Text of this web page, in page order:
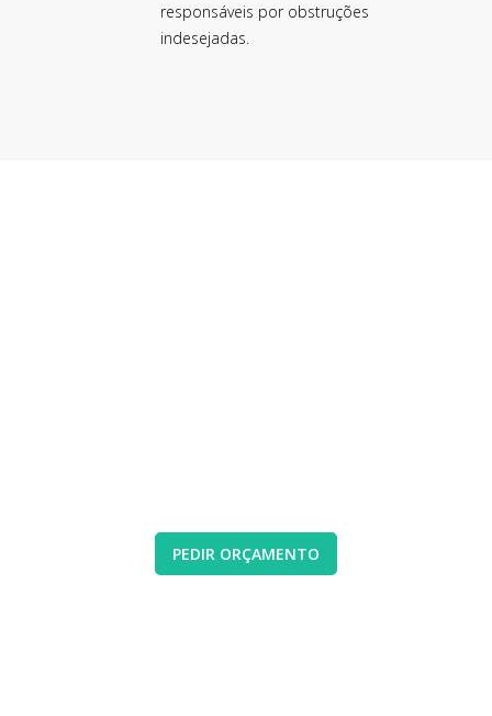
responsáveis por obstruções
indesejadas.
PEDIR ORÇAMENTO